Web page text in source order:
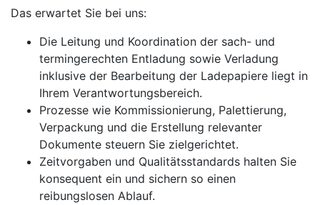
Das erwartet Sie bei uns:
Die Leitung und Koordination der sach- und
termingerechten Entladung sowie Verladung
inklusive der Bearbeitung der Ladepapiere liegt in
Ihrem Verantwortungsbereich.
Prozesse wie Kommissionierung, Palettierung,
Verpackung und die Erstellung relevanter
Dokumente steuern Sie zielgerichtet.
Zeitvorgaben und Qualitätsstandards halten Sie
konsequent ein und sichern so einen
reibungslosen Ablauf.